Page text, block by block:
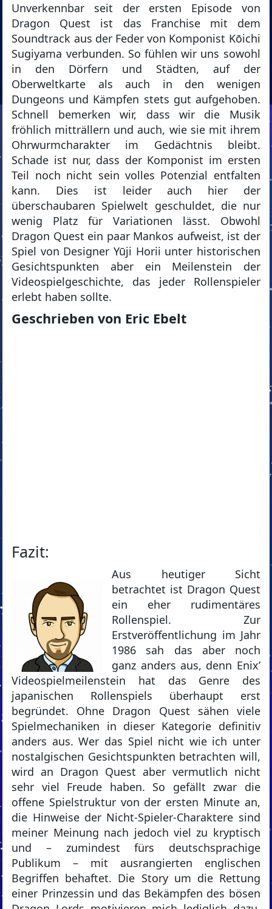
Unverkennbar seit der ersten Episode von
Dragon Quest ist das Franchise mit dem
Soundtrack aus der Feder von Komponist Kōichi
Sugiyama verbunden. So fühlen wir uns sowohl
in den Dörfern und Städten, auf der
Oberweltkarte als auch in den wenigen
Dungeons und Kämpfen stets gut aufgehoben.
Schnell bemerken wir, dass wir die Musik
fröhlich mitträllern und auch, wie sie mit ihrem
Ohrwurmcharakter im Gedächtnis bleibt.
Schade ist nur, dass der Komponist im ersten
Teil noch nicht sein volles Potenzial entfalten
kann. Dies ist leider auch hier der
überschaubaren Spielwelt geschuldet, die nur
wenig Platz für Variationen lässt. Obwohl
Dragon Quest ein paar Mankos aufweist, ist der
Spiel von Designer Yūji Horii unter historischen
Gesichtspunkten aber ein Meilenstein der
Videospielgeschichte, das jeder Rollenspieler
erlebt haben sollte.
Geschrieben von Eric Ebelt
Fazit:
Aus heutiger Sicht
betrachtet ist Dragon Quest
ein eher rudimentäres
Rollenspiel. Zur
Erstveröffentlichung im Jahr
1986 sah das aber noch
ganz anders aus, denn Enix’
Videospielmeilenstein hat das Genre des
japanischen Rollenspiels überhaupt erst
begründet. Ohne Dragon Quest sähen viele
Spielmechaniken in dieser Kategorie definitiv
anders aus. Wer das Spiel nicht wie ich unter
nostalgischen Gesichtspunkten betrachten will,
wird an Dragon Quest aber vermutlich nicht
sehr viel Freude haben. So gefällt zwar die
offene Spielstruktur von der ersten Minute an,
die Hinweise der Nicht-Spieler-Charaktere sind
meiner Meinung nach jedoch viel zu kryptisch
und – zumindest fürs deutschsprachige
Publikum – mit ausrangierten englischen
Begriffen behaftet. Die Story um die Rettung
einer Prinzessin und das Bekämpfen des bösen